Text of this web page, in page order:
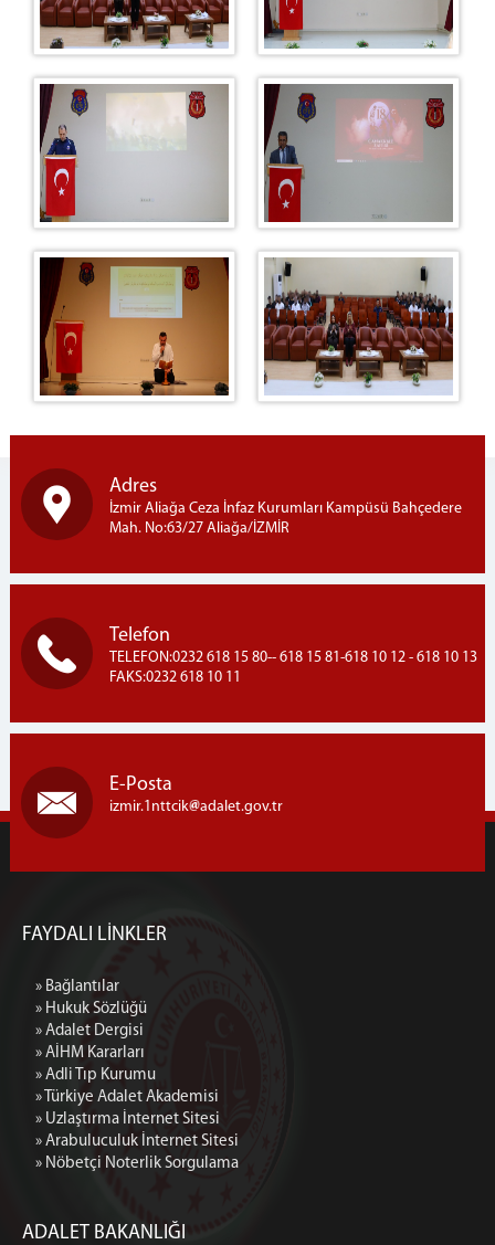
Adres
İzmir Aliağa Ceza İnfaz Kurumları Kampüsü Bahçedere
Mah. No:63/27 Aliağa/İZMİR
Telefon
TELEFON:0232 618 15 80-- 618 15 81-618 10 12 - 618 10 13
FAKS:0232 618 10 11
E-Posta
izmir.1nttcik adalet.gov.tr
FAYDALI LİNKLER
» Bağlantılar
» Hukuk Sözlüğü
» Adalet Dergisi
» AİHM Kararları
» Adli Tıp Kurumu
» Türkiye Adalet Akademisi
» Uzlaştırma İnternet Sitesi
» Arabuluculuk İnternet Sitesi
» Nöbetçi Noterlik Sorgulama
ADALET BAKANLIĞI